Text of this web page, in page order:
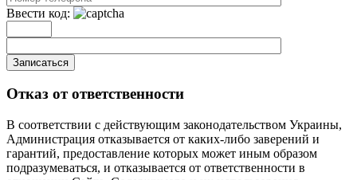
Ввести код:
Записаться
Отказ от ответственности
В соответствии с действующим законодательством Украины,
Администрация отказывается от каких-либо заверений и
гарантий, предоставление которых может иным образом
подразумеваться, и отказывается от ответственности в